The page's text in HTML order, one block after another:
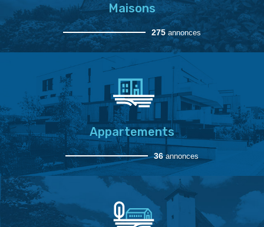
Maisons
275 annonces
Appartements
36annonces